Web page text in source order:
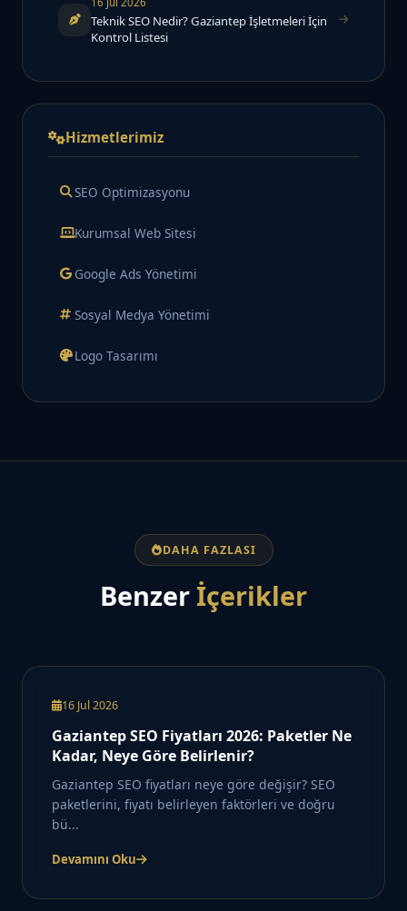
Teknik SEO Nedir? Gaziantep İşletmeleri İçin
Kontrol Listesi
Hizmetlerimiz
SEO Optimizasyonu
Kurumsal Web Sitesi
Google Ads Yönetimi
Sosyal Medya Yönetimi
Logo Tasarımı
DAHA FAZLASI
Benzer İçerikler
16 Jul 2026
Gaziantep SEO Fiyatları 2026: Paketler Ne
Kadar, Neye Göre Belirlenir?
Gaziantep SEO fiyatları neye göre değişir? SEO
paketlerini, fiyatı belirleyen faktörleri ve doğru
bü...
Devamını Oku